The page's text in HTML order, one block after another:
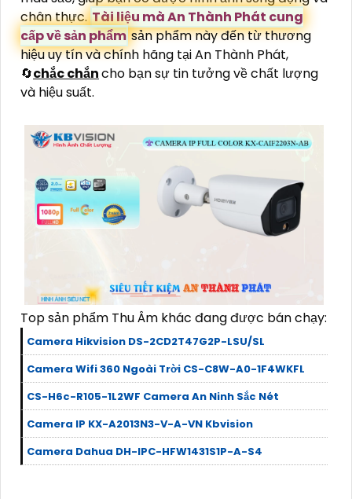
chân thực.Tài liệu mà An Thành Phát cung
cấp về sản phẩmsản phẩm này đến từ thương
hiệu uy tín và chính hãng tại An Thành Phát,
🔄chắc chắncho bạn sự tin tưởng về chất lượng
và hiệu suất.
Top sản phẩm Thu Âm khác đang được bán chạy:
Camera Hikvision DS-2CD2T47G2P-LSU/SL
Camera Wifi 360 Ngoài Trời CS-C8W-A0-1F4WKFL
CS-H6c-R105-1L2WF Camera An Ninh Sắc Nét
Camera IP KX-A2013N3-V-A-VN Kbvision
Camera Dahua DH-IPC-HFW1431S1P-A-S4